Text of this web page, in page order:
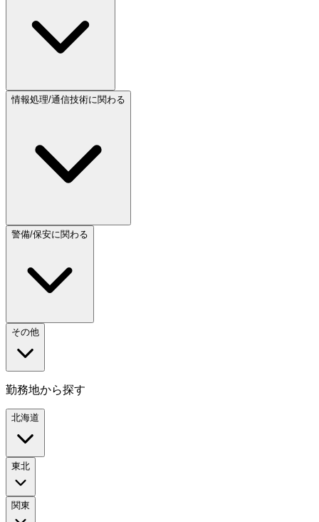
情報処理/通信技術に関わる
警備/保安に関わる
その他
勤務地から探す
北海道
東北
関東